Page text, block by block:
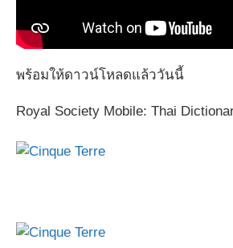
พร้อมให้ดาวน์โหลดแล้ววันนี้
Royal Society Mobile: Thai